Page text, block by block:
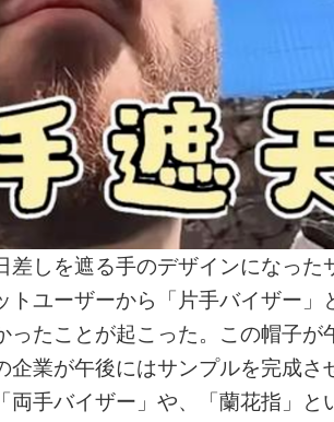
差しを遮る手のデザインになった
トユーザーから「片手バイザー」
ったことが起こった。この帽子が
企業が午後にはサンプルを完成さ
両手バイザー」や、「蘭花指」と